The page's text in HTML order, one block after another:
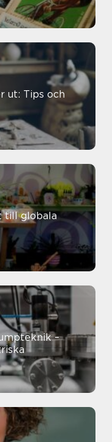
ut: Tips och
till globala
–